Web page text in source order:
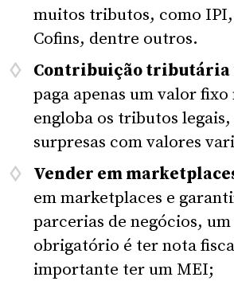
muitos tributos, como IPI,
Cofins, dentre outros.
Contribuição tributária
paga apenas um valor fixo
engloba os tributos
surpresas com valores
Vender em
em marketplaces e
parcerias de negócios,
obrigatório é ter nota
importante ter um MEI;